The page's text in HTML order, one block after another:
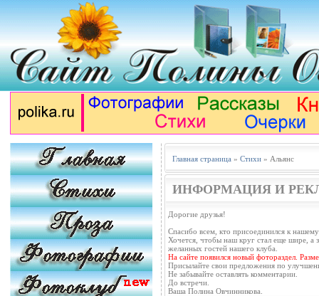
Главная страница » Стихи» Альянс
ИНФОРМАЦИЯ И
Дорогие друзья!
Спасибо всем, кто присоединился к
Хочется, чтобы наш круг стал еще шире, а
желанных гостей нашего клуба.
На сайте появился новый фотораздел.
Присылайте свои предложения по
Не забывайте оставлять комментарии.
До встречи.
Ваша Полина Овчинникова.